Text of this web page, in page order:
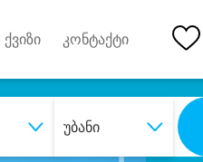
ქვიზი კონტაქტი
უბანი